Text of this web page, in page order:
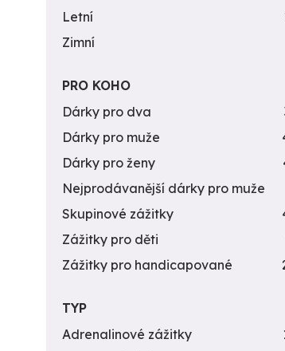
Letní
Zimní
PRO KOHO
Dárky pro dva
Dárky pro muže
Dárky pro ženy
Nejprodávanější dárky pro muže
Skupinové zážitky
Zážitky pro děti
Zážitky pro handicapované
TYP
Adrenalinové zážitky